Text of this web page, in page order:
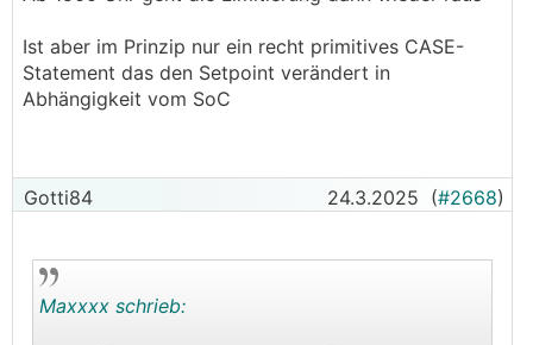
ins Victron System eingebunden. Den Grid-
Setpoint nach der Formel aktuelle Huawei-
Leistung + aktuelleMPPT
Charge-Limit im DVCC-Modus nur für die
MultiPlus greift und derMPPTdavon
Wie habt ihr die Funktion umgesetzt?
Ist aber im Prinzip nur ein recht primitives CASE-
Statement das den Setpoint verändert in
Abhängigkeit vom SoC
Gotti84 24.3.2025 (#2668)
Maxxxx schrieb: